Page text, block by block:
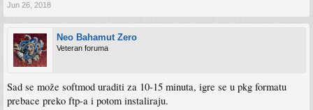
Jun 26, 2018
Neo Bahamut Zero
Veteran foruma
Sad se može softmod uraditi za 10-15 minuta, igre se u pkg formatu
prebace preko ftp-a i potom instaliraju.